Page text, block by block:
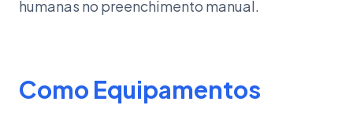
humanas no preenchimento manual.
Como Equipamentos